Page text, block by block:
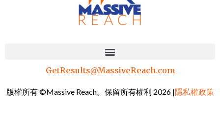
GetResults@MassiveReach.com
版權所有 ©Massive Reach。保留所有權利 2026 |隱私權政策